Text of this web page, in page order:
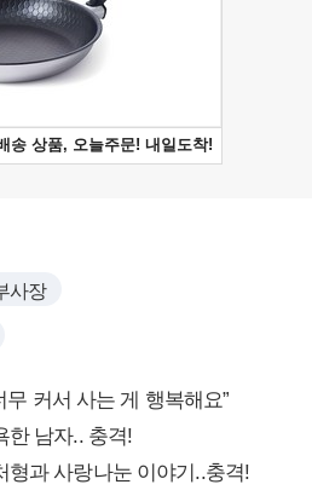
사장
무 커서 사는 게 행복해요”
한 남자.. 충격!
형과 사랑나눈 이야기..충격!